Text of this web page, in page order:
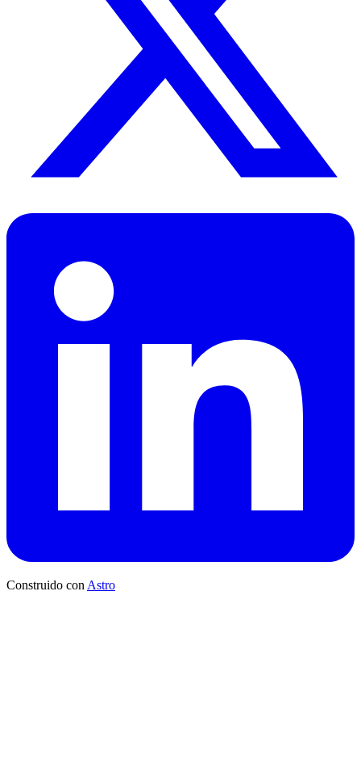
Construido con Astro